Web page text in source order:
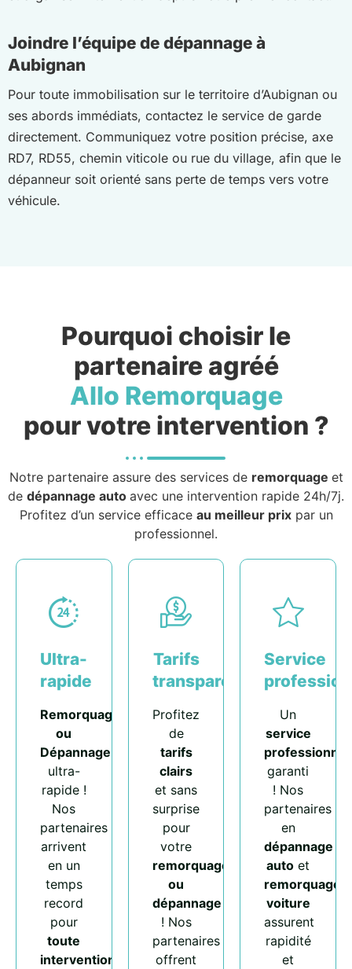
Joindre l’équipe de dépannage à
Aubignan
Pour toute immobilisation sur le territoire d’Aubignan ou
ses abords immédiats, contactez le service de garde
directement. Communiquez votre position précise, axe
RD7, RD55, chemin viticole ou rue du village, afin que le
dépanneur soit orienté sans perte de temps vers votre
véhicule.
Pourquoi choisir le
partenaire agréé
Allo Remorquage
pour votre intervention ?
Notre partenaire assure des services de remorquage et
de dépannage auto avec une intervention rapide 24h/7j.
Profitez d’un service efficace au meilleur prixpar un
professionnel.
Ultra-
rapide
Remorquage
ou
Dépannage
ultra-
rapide !
Nos
partenaires
arrivent
en un
temps
record
pour
toute
intervention
Tarifs
transparents
Profitez
de
tarifs
clairs
et sans
surprise
pour
votre
remorquage
ou
dépannage
! Nos
partenaires
offrent
Service
Un
service
professionnel
garanti
! Nos
partenaires
en
dépannage
auto et
remorquage
voiture
assurent
rapidité
et